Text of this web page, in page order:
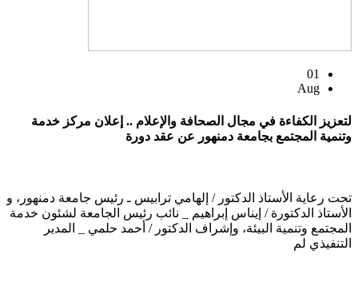
01
Aug
لتعزيز الكفاءة في مجال الصحافة والإعلام .. إعلان مركز خدمة
وتنمية المجتمع بجامعة دمنهور عن عقد دورة
تحت رعاية الأستاذ الدكتور / إلهامي ترابيس ـ رئيس جامعة دمنهور، و
الأستاذ الدكتورة / إيناس إبراهيم _ نائب رئيس الجامعة لشئون خدمة
المجتمع وتنمية البيئة، وإشراف الدكتور / أحمد حلمي _ المدير
التنفيذي لم